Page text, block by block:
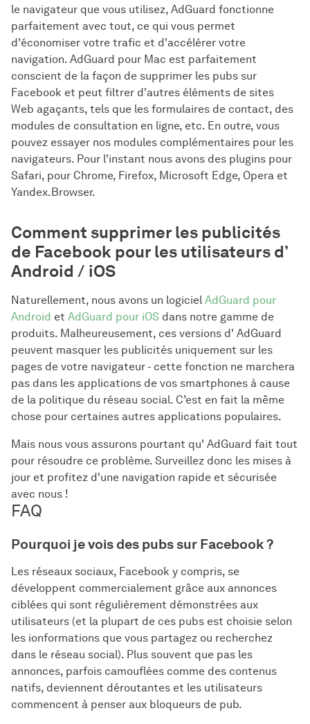
le navigateur que vous utilisez, AdGuard fonctionne
parfaitement avec tout, ce qui vous permet
d'économiser votre trafic et d'accélérer votre
navigation. AdGuard pour Mac est parfaitement
conscient de la façon de supprimer les pubs sur
Facebook et peut filtrer d'autres éléments de sites
Web agaçants, tels que les formulaires de contact, des
modules de consultation en ligne, etc. En outre, vous
pouvez essayer nos modules complémentaires pour les
navigateurs. Pour l'instant nous avons des plugins pour
Safari, pour Chrome, Firefox, Microsoft Edge, Opera et
Yandex.Browser.
Comment supprimer les publicités
de Facebook pour les utilisateurs d’
Android / iOS
Naturellement, nous avons un logiciel AdGuard pour
Android et AdGuard pour iOS dans notre gamme de
produits. Malheureusement, ces versions d' AdGuard
peuvent masquer les publicités uniquement sur les
pages de votre navigateur - cette fonction ne marchera
pas dans les applications de vos smartphones à cause
de la politique du réseau social. C’est en fait la même
chose pour certaines autres applications populaires.
Mais nous vous assurons pourtant qu' AdGuard fait tout
pour résoudre ce problème. Surveillez donc les mises à
jour et profitez d'une navigation rapide et sécurisée
avec nous !
FAQ
Pourquoi je vois des pubs sur Facebook ?
Les réseaux sociaux, Facebook y compris, se
développent commercialement grâce aux annonces
ciblées qui sont régulièrement démonstrées aux
utilisateurs (et la plupart de ces pubs est choisie selon
les ionformations que vous partagez ou recherchez
dans le réseau social). Plus souvent que pas les
annonces, parfois camouflées comme des contenus
natifs, deviennent déroutantes et les utilisateurs
commencent à penser aux bloqueurs de pub.